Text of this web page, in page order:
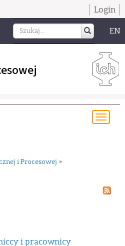
Login
EN
i Procesowej »
i pracownicy